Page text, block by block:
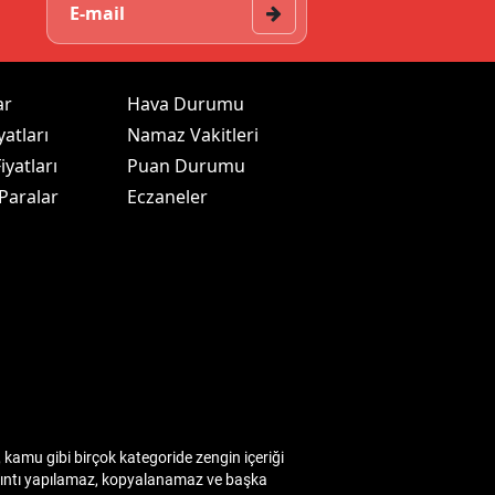
Hava Durumu
Namaz Vakitleri
Puan Durumu
Eczaneler
gibi birçok kategoride zengin içeriği
yapılamaz, kopyalanamaz ve başka